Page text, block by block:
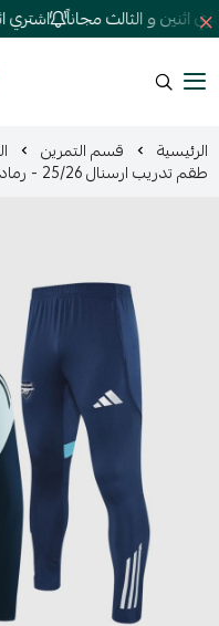
اثنين و الثالث مجاناً اشتري
الرئيسية قسم التمرين
طقم تدريب ارسنال 25/26 - رمادي فاتح